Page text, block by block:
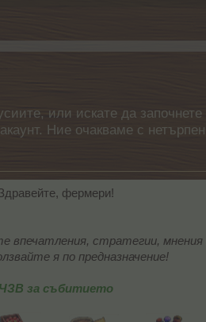
или искате да
Ние очакваме с
фермери!
стратегии, мнения
я по предназначение!
ЧЗВ за събитието